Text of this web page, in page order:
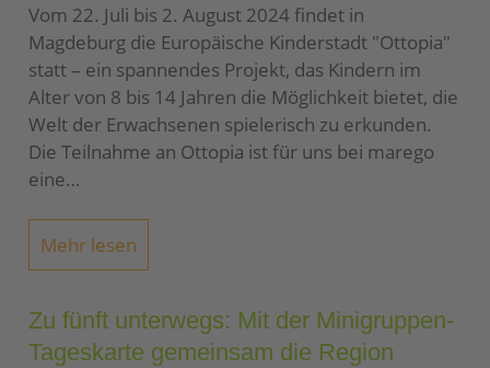
Vom 22. Juli bis 2. August 2024 findet in
Magdeburg die Europäische Kinderstadt "Ottopia"
statt – ein spannendes Projekt, das Kindern im
Alter von 8 bis 14 Jahren die Möglichkeit bietet, die
Welt der Erwachsenen spielerisch zu erkunden.
Die Teilnahme an Ottopia ist für uns bei marego
eine…
Mehr lesen
Zu fünft unterwegs: Mit der Minigruppen-
Tageskarte gemeinsam die Region